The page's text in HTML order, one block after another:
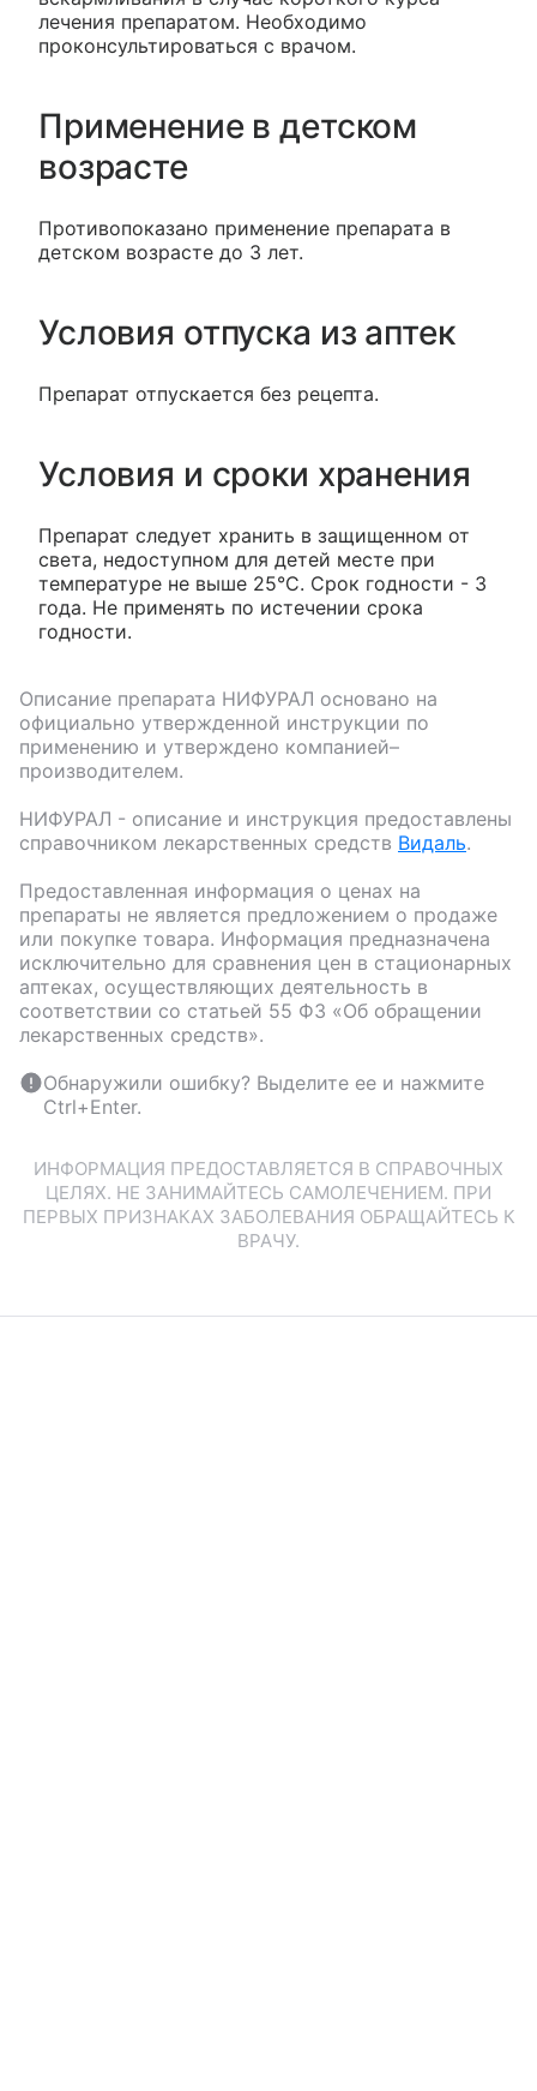
лечения препаратом. Необходимо
проконсультироваться с врачом.
Применение в детском
возрасте
Противопоказано применение препарата в
детском возрасте до 3 лет.
Условия отпуска из аптек
Препарат отпускается без рецепта.
Условия и сроки хранения
Препарат следует хранить в защищенном от
света, недоступном для детей месте при
температуре не выше 25°С. Срок годности - 3
года. Не применять по истечении срока
годности.
Описание препарата НИФУРАЛ основано на
официально утвержденной инструкции по
применению и утверждено компанией–
производителем.
НИФУРАЛ - описание и инструкция предоставлены
справочником лекарственных средств Видаль.
Предоставленная информация о ценах на
препараты не является предложением о продаже
или покупке товара. Информация предназначена
исключительно для сравнения цен в стационарных
аптеках, осуществляющих деятельность в
соответствии со статьей 55 ФЗ «Об обращении
лекарственных средств».
Обнаружили ошибку? Выделите ее и нажмите
Ctrl+Enter.
ИНФОРМАЦИЯ ПРЕДОСТАВЛЯЕТСЯ В СПРАВОЧНЫХ
ЦЕЛЯХ. НЕ ЗАНИМАЙТЕСЬ САМОЛЕЧЕНИЕМ. ПРИ
ПЕРВЫХ ПРИЗНАКАХ ЗАБОЛЕВАНИЯ ОБРАЩАЙТЕСЬ К
ВРАЧУ.